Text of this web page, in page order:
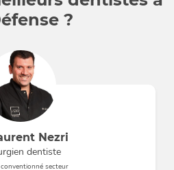
?
Nezri
dentiste
secteur